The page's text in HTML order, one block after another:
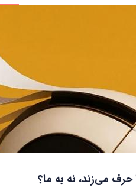
حرف می‌زند، نه به ما؟